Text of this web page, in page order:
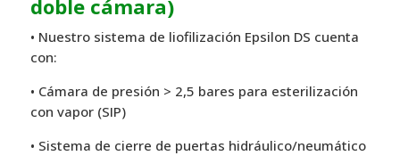
doble cámara)
• Nuestro sistema de liofilización Epsilon DS cuenta
con:
• Cámara de presión > 2,5 bares para esterilización
con vapor (SIP)
• Sistema de cierre de puertas hidráulico/neumático